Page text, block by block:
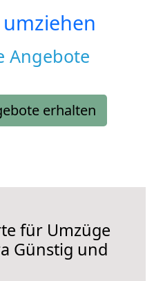
Angebote
erhalten
für Umzüge
Günstig und